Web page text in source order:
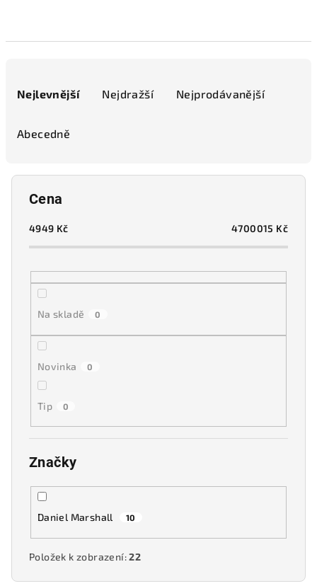
Nejlevnější Nejdražší Nejprodávanější
Abecedně
Cena
4949 Kč 4700015 Kč
Na skladě 0
Novinka 0
Tip 0
Značky
Daniel Marshall 10
Položek k zobrazení:22